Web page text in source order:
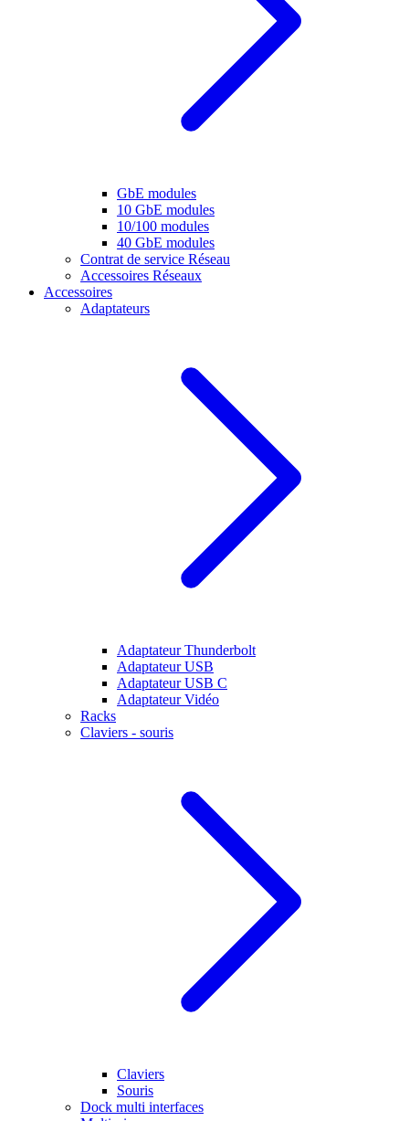
GbE modules
10 GbE modules
10/100 modules
40 GbE modules
Contrat de service Réseau
Accessoires Réseaux
Accessoires
Adaptateurs
Adaptateur Thunderbolt
Adaptateur USB
Adaptateur USB C
Adaptateur Vidéo
Racks
Claviers - souris
Claviers
Souris
Dock multi interfaces